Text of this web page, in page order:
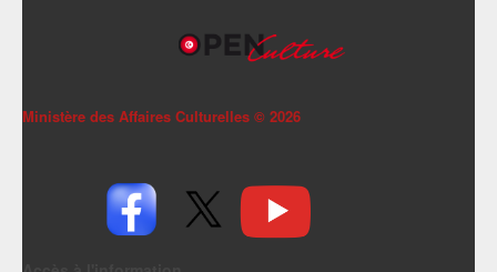
Ministère des Affaires Culturelles © 2026